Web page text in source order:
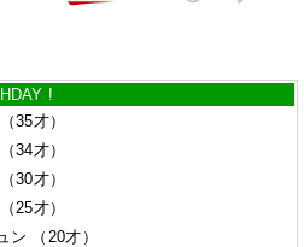
!
（35才）
（34才）
（30才）
（25才）
ン
（20才）